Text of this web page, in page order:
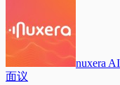
nuxera AI
面议